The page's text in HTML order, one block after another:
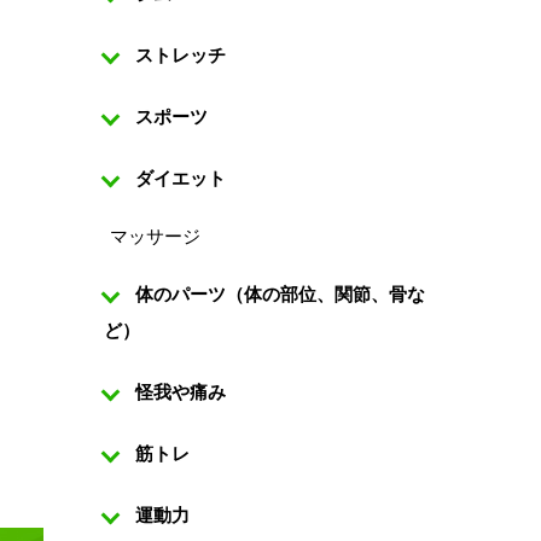
ストレッチ
スポーツ
ダイエット
マッサージ
体のパーツ（体の部位、関節、骨な
ど）
怪我や痛み
筋トレ
運動力